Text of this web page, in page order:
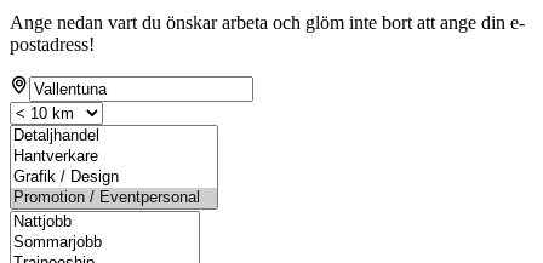
Ange nedan vart du önskar arbeta och glöm inte bort att ange din e-
postadress!